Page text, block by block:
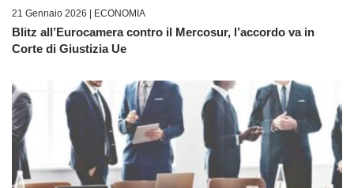
21 Gennaio 2026 | ECONOMIA
Blitz all’Eurocamera contro il Mercosur, l’accordo va in
Corte di Giustizia Ue